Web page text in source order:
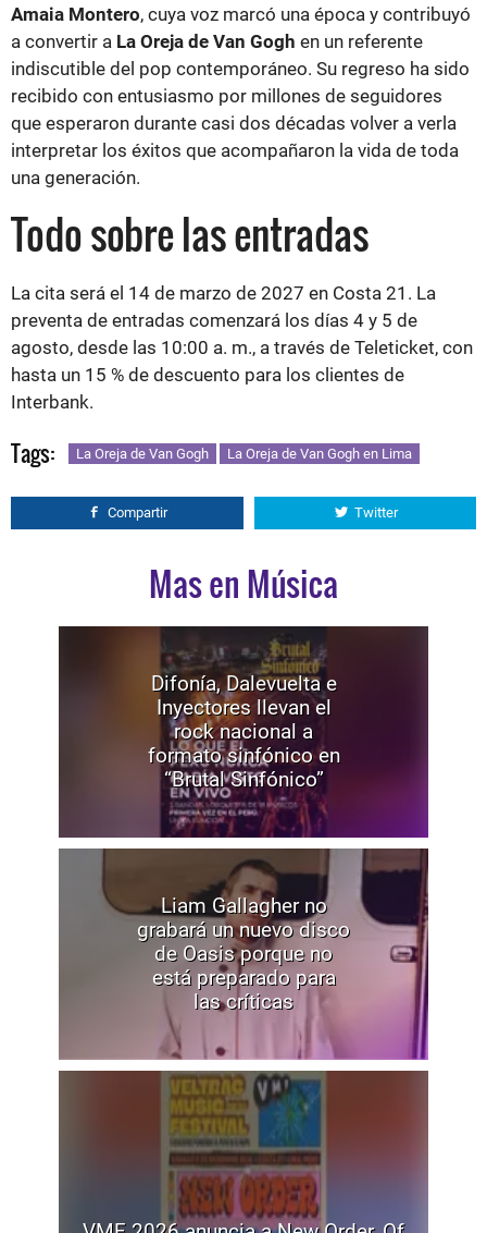
Amaia Montero, cuya voz marcó una época y contribuyó
a convertir a La Oreja de Van Gogh en un referente
indiscutible del pop contemporáneo. Su regreso ha sido
recibido con entusiasmo por millones de seguidores
que esperaron durante casi dos décadas volver a verla
interpretar los éxitos que acompañaron la vida de toda
una generación.
Todo sobre las entradas
La cita será el 14 de marzo de 2027 en Costa 21. La
preventa de entradas comenzará los días 4 y 5 de
agosto, desde las 10:00 a. m., a través de Teleticket, con
hasta un 15 % de descuento para los clientes de
Interbank.
Tags: La Oreja de Van Gogh La Oreja de Van Gogh en Lima
Compartir Twitter
Mas en Música
Difonía, Dalevuelta e
Inyectores llevan el
rock nacional a
formato sinfónico en
“Brutal Sinfónico”
Liam Gallagher no
grabará un nuevo disco
de Oasis porque no
está preparado para
las críticas